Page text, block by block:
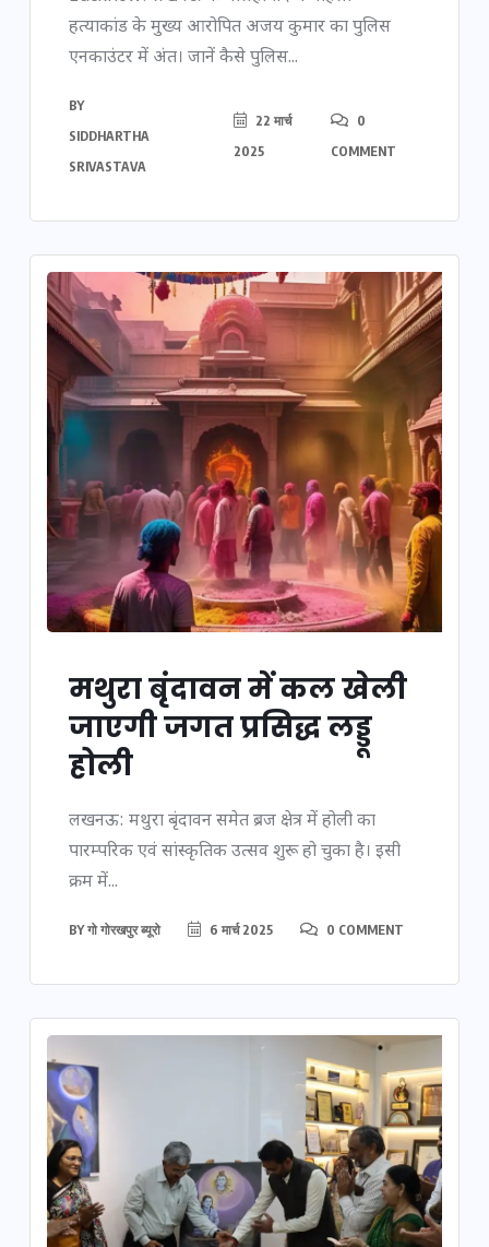
हत्याकांड के मुख्य आरोपित अजय कुमार का पुलिस
एनकाउंटर में अंत। जानें कैसे पुलिस...
BY
SIDDHARTHA
SRIVASTAVA
22 मार्च
2025
0
COMMENT
मथुरा बृंदावन में कल खेली
जाएगी जगत प्रसिद्ध लड्डू
होली
लखनऊ: मथुरा बृंदावन समेत ब्रज क्षेत्र में होली का
पारम्परिक एवं सांस्कृतिक उत्सव शुरू हो चुका है। इसी
क्रम में...
BYगो गोरखपुर ब्यूरो 6 मार्च 2025 0 COMMENT